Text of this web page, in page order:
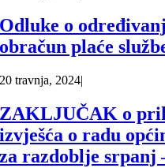
Odluke o
obračun plaće
20 travnja, 2024|
ZAKLJUČAK o
izvješća o radu
za razdoblje srpanj